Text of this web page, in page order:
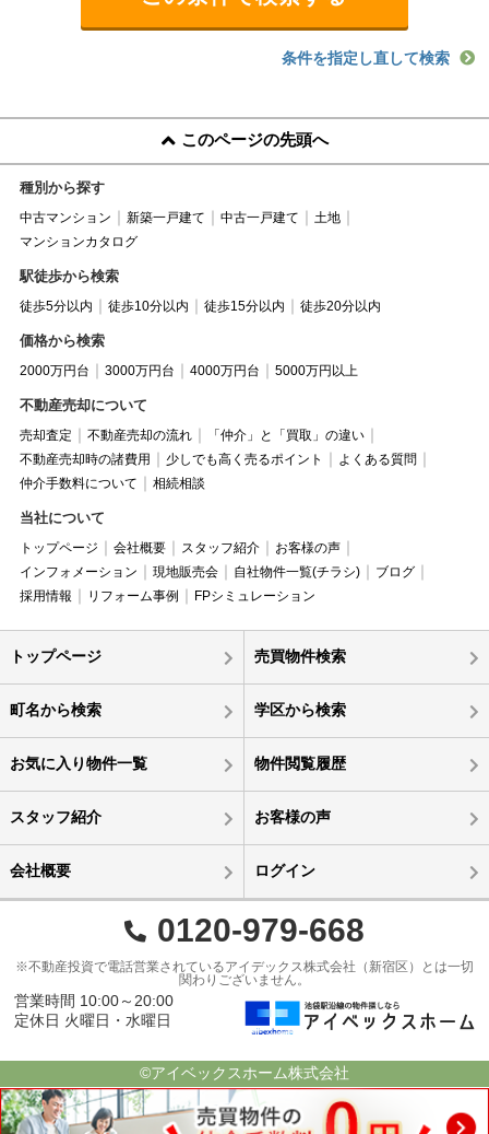
条件を指定し直して検索
このページの先頭へ
種別から探す
中古マンション 新築一戸建て 中古一戸建て
土地
マンションカタログ
駅徒歩から検索
徒歩5分以内 徒歩10分以内 徒歩15分以内 徒歩20分以内
価格から検索
2000万円台 3000万円台 4000万円台 5000万円以上
不動産売却について
売却査定 不動産売却の流れ
「仲介」と「買取」の違い
不動産売却時の諸費用
少しでも高く売るポイント
よくある質問
仲介手数料について
相続相談
当社について
トップページ 会社概要 スタッフ紹介
お客様の声
インフォメーション
現地販売会 自社物件一覧(チラシ)
ブログ
採用情報
リフォーム事例 FPシミュレーション
トップページ 売買物件検索
町名から検索 学区から検索
お気に入り物件一覧 物件閲覧履歴
スタッフ紹介 お客様の声
会社概要 ログイン
0120-979-668
※不動産投資で電話営業されているアイデックス株式会社（新宿区）とは一切
関わりございません。
営業時間 10:00～20:00
定休日 火曜日・水曜日
©アイベックスホーム株式会社